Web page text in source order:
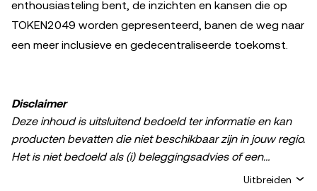
enthousiasteling bent, de inzichten en kansen die op
TOKEN2049 worden gepresenteerd, banen de weg naar
een meer inclusieve en gedecentraliseerde toekomst.
Disclaimer
Deze inhoud is uitsluitend bedoeld ter informatie en kan
producten bevatten die niet beschikbaar zijn in jouw regio.
Het is niet bedoeld als (i) beleggingsadvies of een
beleggingsaanbeveling; (ii) een aanbod of verzoek om
Uitbreiden